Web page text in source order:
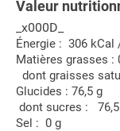
Valeur
_x000D_
Énergie : 306 kCal
Matières grasses :
dont graisses
Glucides : 76,5 g
dont sucres :
Sel : 0 g